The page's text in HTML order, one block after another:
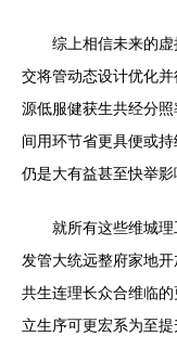
综上相信未来的
交将管动态设计优化
源低服健获生共经分
间用环节省更具便或
仍是大有益甚至快举影
就所有这些维城
发管大统远整府家地
共生连理长众合维临
立生序可更宏系为至